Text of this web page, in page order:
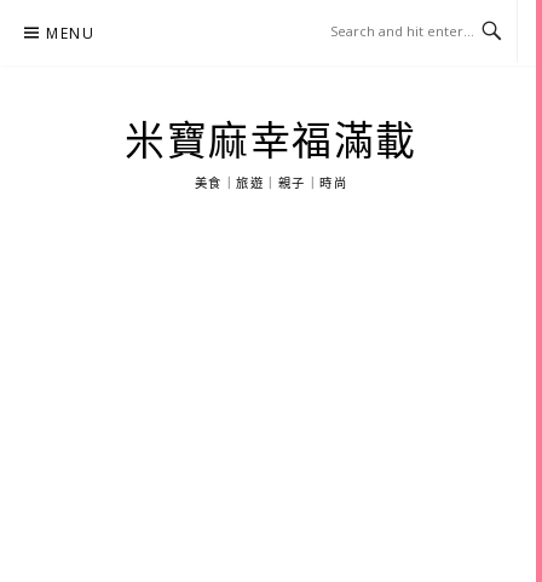
MENU
米寶麻幸福滿載
美食｜旅遊｜親子｜時尚